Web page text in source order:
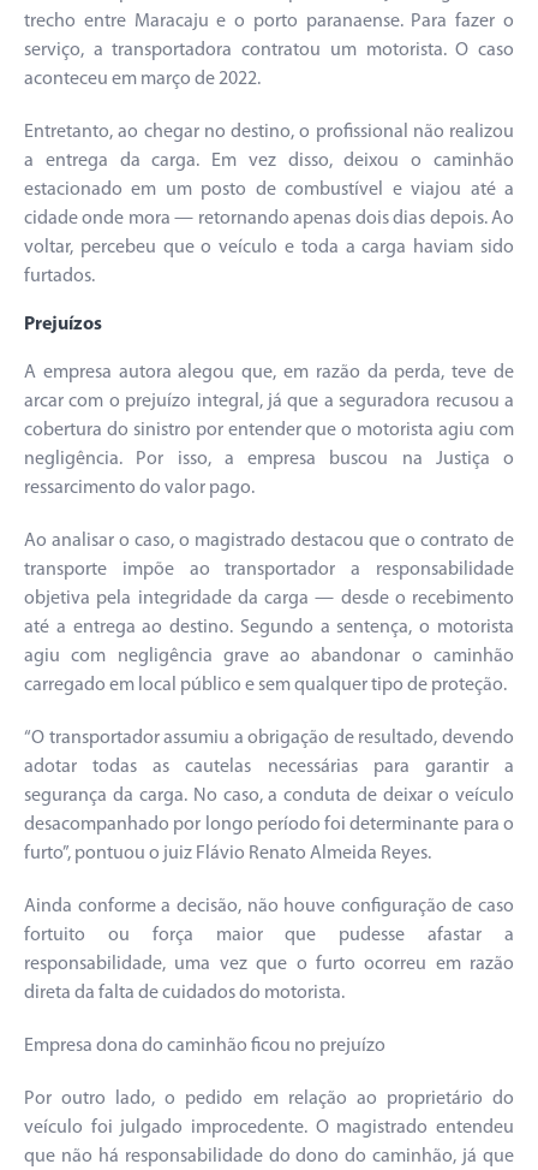
trecho entre Maracaju e o porto paranaense. Para fazer o
serviço, a transportadora contratou um motorista. O caso
aconteceu em março de 2022.
Entretanto, ao chegar no destino, o profissional não realizou
a entrega da carga. Em vez disso, deixou o caminhão
estacionado em um posto de combustível e viajou até a
cidade onde mora — retornando apenas dois dias depois. Ao
voltar, percebeu que o veículo e toda a carga haviam sido
furtados.
Prejuízos
A empresa autora alegou que, em razão da perda, teve de
arcar com o prejuízo integral, já que a seguradora recusou a
cobertura do sinistro por entender que o motorista agiu com
negligência. Por isso, a empresa buscou na Justiça o
ressarcimento do valor pago.
Ao analisar o caso, o magistrado destacou que o contrato de
transporte impõe ao transportador a responsabilidade
objetiva pela integridade da carga — desde o recebimento
até a entrega ao destino. Segundo a sentença, o motorista
agiu com negligência grave ao abandonar o caminhão
carregado em local público e sem qualquer tipo de proteção.
“O transportador assumiu a obrigação de resultado, devendo
adotar todas as cautelas necessárias para garantir a
segurança da carga. No caso, a conduta de deixar o veículo
desacompanhado por longo período foi determinante para o
furto”, pontuou o juiz Flávio Renato Almeida Reyes.
Ainda conforme a decisão, não houve configuração de caso
fortuito ou força maior que pudesse afastar a
responsabilidade, uma vez que o furto ocorreu em razão
direta da falta de cuidados do motorista.
Empresa dona do caminhão ficou no prejuízo
Por outro lado, o pedido em relação ao proprietário do
veículo foi julgado improcedente. O magistrado entendeu
que não há responsabilidade do dono do caminhão, já que